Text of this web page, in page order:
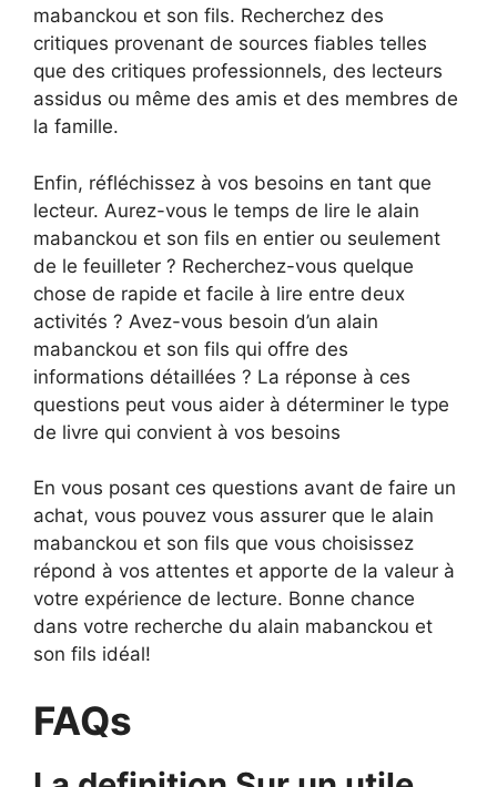
mabanckou et son fils. Recherchez des
critiques provenant de sources fiables telles
que des critiques professionnels, des lecteurs
assidus ou même des amis et des membres de
la famille.
Enfin, réfléchissez à vos besoins en tant que
lecteur. Aurez-vous le temps de lire le alain
mabanckou et son fils en entier ou seulement
de le feuilleter ? Recherchez-vous quelque
chose de rapide et facile à lire entre deux
activités ? Avez-vous besoin d’un alain
mabanckou et son fils qui offre des
informations détaillées ? La réponse à ces
questions peut vous aider à déterminer le type
de livre qui convient à vos besoins
En vous posant ces questions avant de faire un
achat, vous pouvez vous assurer que le alain
mabanckou et son fils que vous choisissez
répond à vos attentes et apporte de la valeur à
votre expérience de lecture. Bonne chance
dans votre recherche du alain mabanckou et
son fils idéal!
FAQs